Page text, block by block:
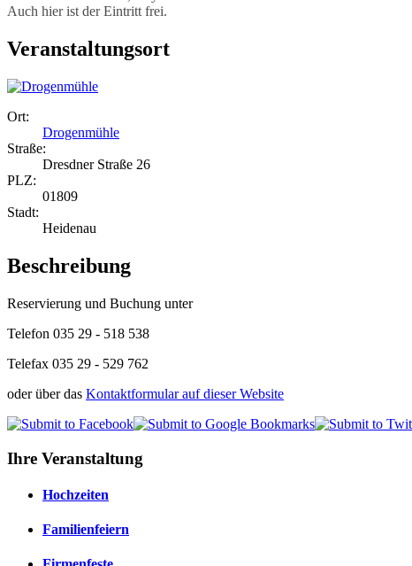
Auch hier ist der Eintritt frei.
Veranstaltungsort
Ort:
Drogenmühle
Straße:
Dresdner Straße 26
PLZ:
01809
Stadt:
Heidenau
Beschreibung
Reservierung und Buchung unter
Telefon 035 29 - 518 538
Telefax 035 29 - 529 762
oder über das Kontaktformular auf dieser Website
Ihre Veranstaltung
Hochzeiten
Familienfeiern